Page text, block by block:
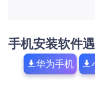
手机安装软件
华为手机